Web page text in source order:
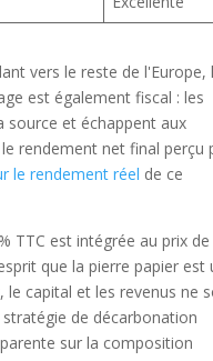
vers le reste de l'Europe,
est également fiscal : les
source et échappent aux
rendement net final perçu
le rendement réel de ce
TTC est intégrée au prix
que la pierre papier est
le capital et les revenus ne
de décarbonation
sur la composition